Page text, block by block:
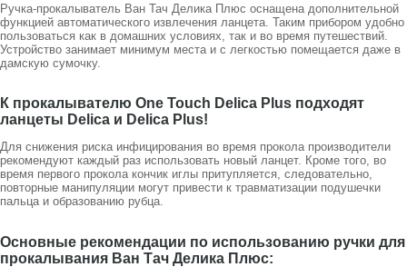
Ручка-прокалыватель Ван Тач Делика Плюс оснащена дополнительной
функцией автоматического извлечения ланцета. Таким прибором удобно
пользоваться как в домашних условиях, так и во время путешествий.
Устройство занимает минимум места и с легкостью помещается даже в
дамскую сумочку.
К прокалывателю One Touch Delica Plus подходят
ланцеты Delica и Delica Plus!
Для снижения риска инфицирования во время прокола производители
рекомендуют каждый раз использовать новый ланцет. Кроме того, во
время первого прокола кончик иглы притупляется, следовательно,
повторные манипуляции могут привести к травматизации подушечки
пальца и образованию рубца.
Основные рекомендации по использованию ручки для
прокалывания Ван Тач Делика Плюс: